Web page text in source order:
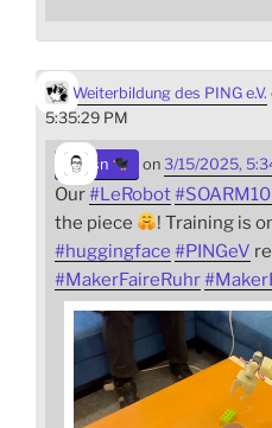
Weiterbildung des PING e.V.
5:35:29 PM
sn on 3/15/2025,
Our#LeRobot#
the piece
! Training is
#huggingface #PINGeV
#MakerFaireRuhr#